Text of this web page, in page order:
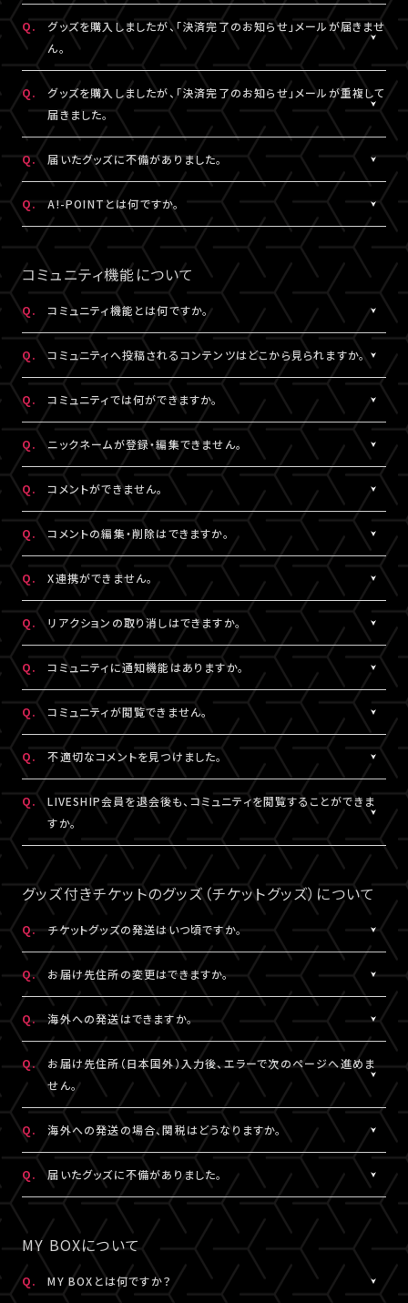
コンビニ決済を選択された場合、「お申込み受付のお知らせ」メー
ル（支払番号メール）は、LIVESHIPにご登録のA!-ID（メールアドレ
ス）宛に【@liveship.tokyo】ドメインから配信しております。
“迷惑メール”として自動振り分け・受信拒否されていないかご確
認ください。
なお、支払番号は支払期限内であれば、「マイページ」内「グッズ購
入情報」にも記載されておりますので、ご確認ください。
Q.
グッズを購入しましたが、「決済完了のお知らせ」メールが届きませ
ん。
A.
「決済完了のお知らせ」メールは、LIVESHIPにご登録のA!-ID（メー
ルアドレス）宛に【@liveship.tokyo】ドメインから配信しておりま
す。 “迷惑メール”として自動振り分け・受信拒否されていないかご
確認ください。
※「決済完了のお知らせ」メールが届いていない場合は、「マイペ
ージ」内「グッズ購入情報」をご確認ください。
Q.
グッズを購入しましたが、「決済完了のお知らせ」メールが重複して
届きました。
「決済完了のお知らせ」メールが2通以上届いた場合、誤ってグッズ
を重複してご購入されている可能性がございます。
詳細を記載のうえ、
こちらよりご連絡ください。
Q. 届いたグッズに不備がありました。
お手数ですが、詳細を記載のうえ、商品到着後14日以内に下記よ
りお問い合わせください。
グッズ配送・お届け済み商品に関して
【A!SMART お問い合わせ窓口】
https://www.asmart.jp/support
Q. A!-POINTとは何ですか。
A.
A!-POINTとは、一部のA!-IDサービスで使える・貯める事ができる
ポイントサービスです。
商品代金(税込)の1％がポイントとなり、商品代金以外の送料/手
数料については、ポイント付与対象外です。
A!-POINTは商品の発送後、約2週間で加算されます。
ポイントの残高、有効期限、付与履歴については
A!-IDサイト
にロ
グイン後、マイページよりご確認いただけます。
なお、LIVESHIPでのポイント利用はできません。A!-POINT・A!-ID
についてはこちら
※ポイントの現金への換金はできません。
※ポイントを他人に譲渡したり、別のA!-IDでの保有ポイントと合
算してご使用いただく事はできません。
※正しくお支払いいただけなかった場合、付与したポイントを回収
させていただく場合がございます。
コミュニティ機能について
Q. コミュニティ機能とは何ですか。
A.
配信視聴ページに投稿される期間限定コンテンツをお楽しみいた
だける機能です。
コミュニティ機能が提供されている配信に限り、対象の視聴チケッ
トを購入したユーザーのみがご利用・閲覧することができます。
なお、各公演・視聴チケット種別によりコミュニティ機能の有無は
異なります。
また、コミュニティごと（配信ごと）に、コンテンツの内容や投稿頻
度などは異なります。予めご了承ください。
Q. コミュニティへ投稿されるコンテンツはどこから見られますか。
A.
対象の視聴チケットを購入したA!-ID（メールアドレス）とパスワー
ドでログインのうえ、配信視聴ページ内「スペシャル」から閲覧する
ことができます。
Q. コミュニティでは何ができますか。
A.
配信視聴ページに投稿される期間限定コンテンツをお楽しみいた
だけるほか、投稿されたコンテンツに対して、コメントやリアクショ
ンをすることができます。
また、他のユーザーのコメントに対してもリアクションをすること
ができます。
Q. ニックネームが登録・編集できません。
A.
コメントをするには、ニックネームの設定が必要です。
ニックネームは「マイページ」内「投稿設定」にて登録・変更が可能
です。
絵文字・機種依存文字等が含まれている場合は登録できませんの
でご注意ください。
なお、ユーザーがニックネームを変更した場合であっても、過去の
コメントのニックネームは変更されず、変更前のニックネームが表
示されます。
※ニックネームの登録・編集は配信視聴ページからも設定いただ
けます。
※チャット機能が設定されている配信では、コミュニティ機能とチ
ャット機能のニックネーム設定は連動されます。
Q. コメントができません。
A. コミュニティ機能ガイドラインに反している可能性がございます。
入力内容を変更してもコメントができない場合は
こちら
にお問い合
わせください。
Q. コメントの編集・削除はできますか。
A.
ご自身のコメントは「削除する」より削除することができます。
ただし、一度投稿済みのコメントを編集することはできません。編
集したい場合は、投稿済みのコメントを削除してから新たにコメン
トしていただく必要がございます。
Q. X連携ができません。
A.
X連携は「マイページ」内「投稿設定」にて設定が可能です。
詳しくは こちらをご確認ください。
※X連携は配信視聴ページからも設定いただけます。
※公演によってはX連携をご利用いただけない場合があります。
Q. リアクションの取り消しはできますか。
A.
ご自身でつけたリアクションは再度「♡」を押していただくことで取
り消しすることができます。
Q. コミュニティに通知機能はありますか。
A.
現在、通知機能はございません。
コンテンツの投稿、コメント、リアクションはユーザーへ通知され
ません。
Q. コミュニティが閲覧できません。
A.
コミュニティが表示されない場合は、コミュニティ機能実施期間外
であるか、対象外の視聴チケットを購入されている可能性がありま
コミュニティの実施有無や、実施期間については、各公演のチケッ
ト販売ページなどでご確認ください。
Q. 不適切なコメントを見つけました。
コミュニティ機能ガイドラインに反するコメントなどを見つけた場
合は、コメント内の「報告する」ボタンより管理者に報告をすること
ができます。
なお、通報機能は報告された当該コメントの削除を保証するもの
ではございません。
Q.
LIVESHIP会員を退会後も、コミュニティを閲覧することができま
すか。
A.
LIVESHIP会員を退会された場合は、コミュニティ機能提供期間内
であってもご利用・閲覧いただけなくなります。
なお、過去のコメント・リアクション及びニックネームは、LIVESHIP
会員を退会された場合でも引き続きコミュニティに掲載されます。
予めご了承ください。
グッズ付きチケットのグッズ（チケットグッズ）について
Q. チケットグッズの発送はいつ頃ですか。
A.
公演・券種により異なります。
「マイページ」内「チケット購入情報」にて発送状況の確認ができま
す。
※チケットグッズの発送後、「チケットグッズ発送完了のお知らせ」
メールが配信されます。
通信の関係上、メールが届かない可能性もございますので、必ず、
「マイページ」内「チケット購入情報」よりご確認ください。
Q. お届け先住所の変更はできますか。
A.
購入後、「マイページ」内「チケット購入情報」にて、配送状況が「出
荷準備前」の場合に変更が可能です。
※発送先が日本国外の場合、購入後の住所変更はできません。予
めご了承ください。
Q. 海外への発送はできますか。
A.
公演・券種により異なります。チケット販売ページにてご確認くださ
い。
日本国外の郵便番号をご入力する際に、正しく入力しているにも関
わらずシステムの仕様上エラーとなる場合がございます。
その場合は、末尾1桁か2桁を削除、もしくは未記入にてお手続きを
お試しください。
なお、日本国外への配送はDHLを利用しております。
DHLが配送対象としていない国・地域への配送はできかねます。
予め、ご了承ください。
Q.
お届け先住所（日本国外）入力後、エラーで次のページへ進めま
せん。
A.
日本国外の郵便番号を入力する際、システムの仕様上、正しく郵便
番号を入力しているにも関わらずエラーとなる場合がございます。
その場合は、末尾1桁か2桁を削除、もしくは未記入にてお手続きを
お試しください。
Q. 海外への発送の場合、関税はどうなりますか。
A.
関税はお客様ご自身でお支払いください。関税の計算は各国税関
の判断によります。
また、現地税関での商品配達停止に関しては、当サービスは一切
の責任を負いかねます。
DHLにおきましては現地カスタマーサービスにお問い合わせくだ
さい。
http://www.dhl.com/en/contact_center.html
Q. 届いたグッズに不備がありました。
A.
お手数ですが、詳細を記載のうえ、商品到着後14日以内に下記よ
りお問い合わせください。
グッズ配送・お届け済み商品に関して
【A!SMART お問い合わせ窓口】
MY BOXについて
Q. MY BOXとは何ですか？